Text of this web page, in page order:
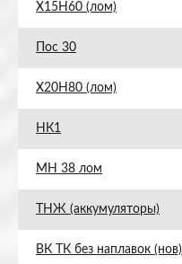
Х15Н60 (лом)
Пос 30
Х20Н80 (лом)
НК1
МН 38 лом
ТНЖ (аккумуляторы)
ВК ТК без наплавок (нов)